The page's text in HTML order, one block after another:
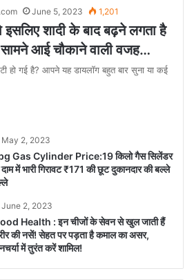
June 5, 2023 1,201
शादी के बाद बढ़ने लगता है
आई चौकाने वाली वजह…
हो गई है? आपने यह डायलॉग बहुत बार सुना या कई
May 2, 2023
Gas Cylinder Price:19 किलो गैस सिलेंडर
में भारी गिरावट ₹171 की छूट दुकानदार की बल्ले
June 2, 2023
Health : इन चीजों के सेवन से खुल जाती हैं
की नसें! सेहत पर पड़ता है कमाल का असर,
में तुरंत करें शामिल!